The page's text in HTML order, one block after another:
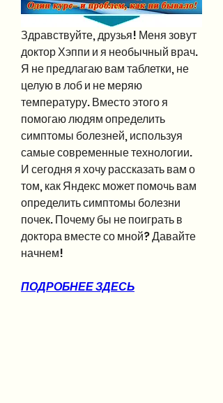
Здравствуйте, друзья! Меня зовут
доктор Хэппи и я необычный врач.
Я не предлагаю вам таблетки, не
целую в лоб и не меряю
температуру. Вместо этого я
помогаю людям определить
симптомы болезней, используя
самые современные технологии.
И сегодня я хочу рассказать вам о
том, как Яндекс может помочь вам
определить симптомы болезни
почек. Почему бы не поиграть в
доктора вместе со мной? Давайте
начнем!
ПОДРОБНЕЕ ЗДЕСЬ